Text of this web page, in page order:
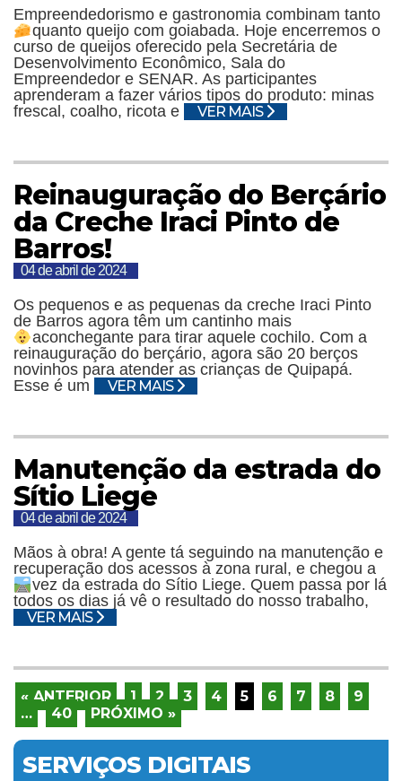
Empreendedorismo e gastronomia combinam tanto
quanto queijo com goiabada. Hoje encerremos o
curso de queijos oferecido pela Secretária de
Desenvolvimento Econômico, Sala do
Empreendedor e SENAR. As participantes
aprenderam a fazer vários tipos do produto: minas
frescal, coalho, ricota e
VER MAIS
Reinauguração do Berçário
da Creche Iraci Pinto de
Barros!
04 de abril de 2024
Os pequenos e as pequenas da creche Iraci Pinto
de Barros agora têm um cantinho mais
aconchegante para tirar aquele cochilo. Com a
reinauguração do berçário, agora são 20 berços
novinhos para atender as crianças de Quipapá.
Esse é um
VER MAIS
Manutenção da estrada do
Sítio Liege
04 de abril de 2024
Mãos à obra! A gente tá seguindo na manutenção e
recuperação dos acessos à zona rural, e chegou a
vez da estrada do Sítio Liege. Quem passa por lá
todos os dias já vê o resultado do nosso trabalho,
VER MAIS
« ANTERIOR 1 2 3 4 5 6 7 8
9
…
40 PRÓXIMO »
SERVIÇOS DIGITAIS